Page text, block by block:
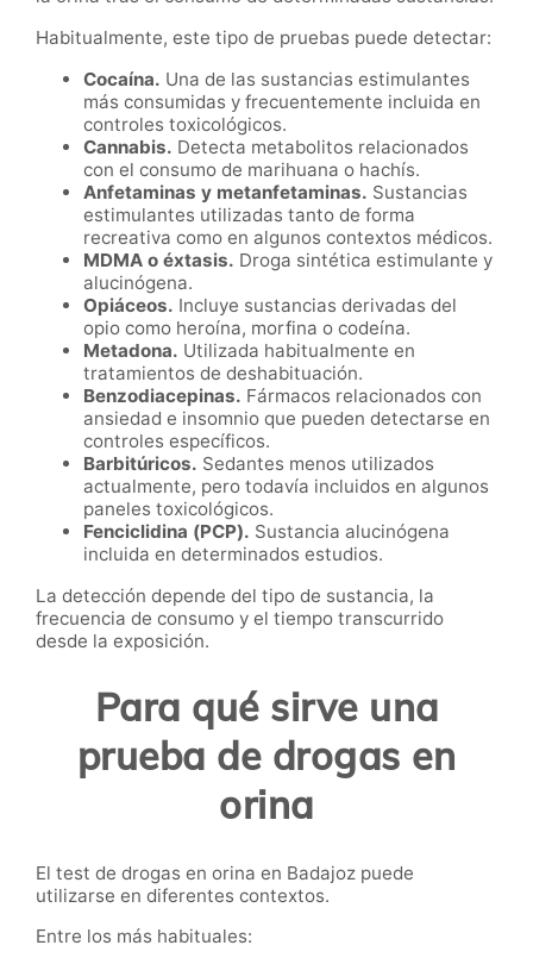
Habitualmente, este tipo de pruebas puede detectar:
Cocaína. Una de las sustancias estimulantes
más consumidas y frecuentemente incluida en
controles toxicológicos.
Cannabis. Detecta metabolitos relacionados
con el consumo de marihuana o hachís.
Anfetaminas y metanfetaminas. Sustancias
estimulantes utilizadas tanto de forma
recreativa como en algunos contextos médicos.
MDMA o éxtasis. Droga sintética estimulante y
alucinógena.
Opiáceos. Incluye sustancias derivadas del
opio como heroína, morfina o codeína.
Metadona. Utilizada habitualmente en
tratamientos de deshabituación.
Benzodiacepinas. Fármacos relacionados con
ansiedad e insomnio que pueden detectarse en
controles específicos.
Barbitúricos. Sedantes menos utilizados
actualmente, pero todavía incluidos en algunos
paneles toxicológicos.
Fenciclidina (PCP). Sustancia alucinógena
incluida en determinados estudios.
La detección depende del tipo de sustancia, la
frecuencia de consumo y el tiempo transcurrido
desde la exposición.
Para qué sirve una
prueba de drogas en
orina
El test de drogas en orina en Badajoz puede
utilizarse en diferentes contextos.
Entre los más habituales: